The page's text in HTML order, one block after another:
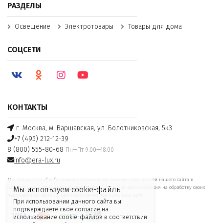
Мы используем cookie-файлы
При использовании данного сайта вы
подтверждаете свое согласие на
использование cookie-файлов в соответствии
КОНТАКТЫ
г. Москва, м. Варшавская, ул. Болотниковская, 5к3
+7 (495) 212-12-39
8 (800) 555-80-68 Пн—Пт 9:00—18:00
info@era-lux.ru
Мы получаем и обрабатываем персональные данные посетителей нашего сайта в
соответствии софициальной политикой. Если вы не даете согласия на обработку своих
персональных данных, Вам необходимо покинуть наш сайт.
РАЗДЕЛЫ
Освещение Электротовары Товары для дома
СОЦСЕТИ